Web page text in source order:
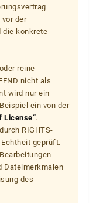
der
die konkrete
reine
nicht als
wird nur ein
ein von der
License“.
RIGHTS-
geprüft.
Dateimerkmalen
des